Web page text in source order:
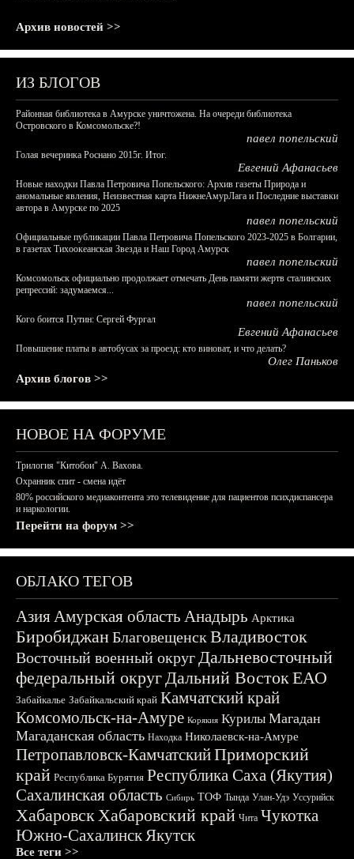
Архив новостей >>
ИЗ БЛОГОВ
Районная библиотека в Амурске уничтожена. На очереди библиотека
Островского в Комсомольске?!
павел попельский
Голая вечеринка Роснано 2015г. Итог.
Евгений Афанасьев
Новые находки Павла Петровича Попельского: Архив газеты Природа и
аномальные явления, Неизвестная карта НижнеАмурЛага и Последние выставки
автора в Амурске по 2025
павел попельский
Официальные публикации Павла Петровича Попельского 2023-2025 в Болгарии,
в газетах Тихоокеанская Звезда и Наш Город Амурск
павел попельский
Комсомольск официально продолжает отмечать День памяти жертв сталинских
репрессий: задумаемся...
павел попельский
Кого боится Путин: Сергей Фургал
Евгений Афанасьев
Повышение платы в автобусах за проезд: кто виноват, и что делать?
Олег Паньков
Архив блогов >>
НОВОЕ НА ФОРУМЕ
Трилогия "Китобои" А. Вахова.
Охранник спит - смена идёт
80% российского медиаконтента это телевидение для пациентов психдиспансера
и наркологии.
Перейти на форум >>
ОБЛАКО ТЕГОВ
АзияАмурская область Анадырь Арктика
БиробиджанБлаговещенскВладивосток
Восточный военный округДальневосточный
федеральный округДальний ВостокЕАО
Забайкалье Забайкальский край Камчатский край
Комсомольск-на-Амуре Корякия Курилы Магадан
Магаданская область Находка Николаевск-на-Амуре
Петропавловск-КамчатскийПриморский
край Республика Бурятия Республика Саха (Якутия)
Сахалинская область Сибирь ТОФ Тында Улан-Удэ Уссурийск
ХабаровскХабаровский край Чита Чукотка
Южно-СахалинскЯкутск
Все теги >>